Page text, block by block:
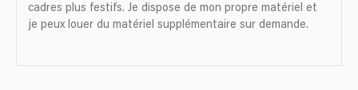
cadres plus festifs. Je dispose de mon propre matériel et
je peux louer du matériel supplémentaire sur demande.